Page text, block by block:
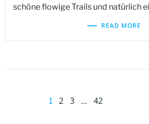
schöne flowige Trails und natürlich
READ MORE
Posts
Page
1 Page
2 Page
3 … Page
42